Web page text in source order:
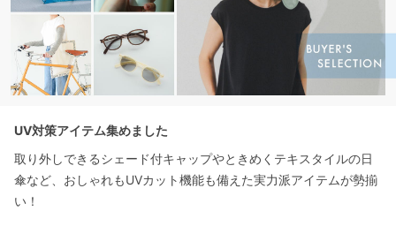
UV対策アイテム集めました
取り外しできるシェード付キャップやときめくテキスタイルの日
傘など、おしゃれもUVカット機能も備えた実力派アイテムが勢揃
い！